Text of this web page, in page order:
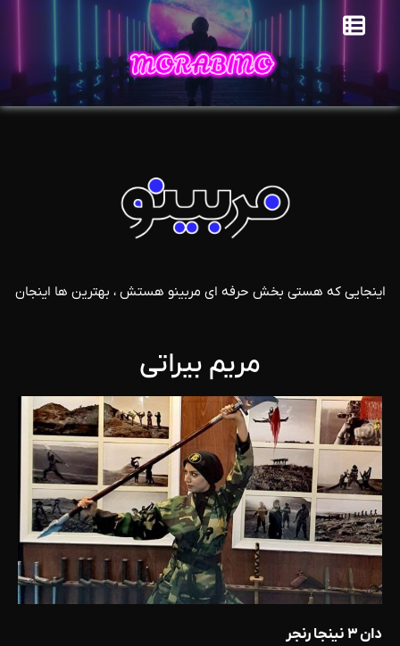
اینجایی که هستی بخش حرفه ای مربینو هستش ، بهترین ها اینجان
مریم بیراتی
دان ۳ نینجا رنجر